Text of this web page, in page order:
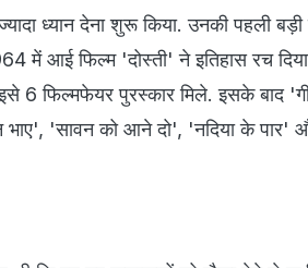
ध्यान देना शुरू किया. उनकी पहली
में आई फिल्म 'दोस्ती' ने इतिहास रच
6 फिल्मफेयर पुरस्कार मिले. इसके बाद
भाए', 'सावन को आने दो', 'नदिया के पार'